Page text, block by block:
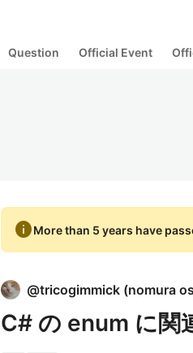
Question Official Event
infoMore than 5 years have
@tricogimmick (nomura
C# の enum に関